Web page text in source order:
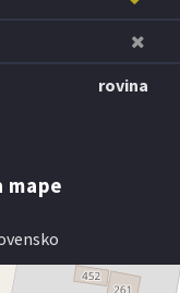
rovina
mape